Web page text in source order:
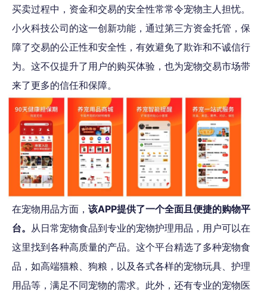
买卖过程中，资金和交易的安全性常常令宠物主人担忧。
小火科技公司的这一创新功能，通过第三方资金托管，保
障了交易的公正性和安全性，有效避免了欺诈和不诚信行
为。这不仅提升了用户的购买体验，也为宠物交易市场带
来了更多的信任和保障。
在宠物用品方面， 该APP提供了一个全面且便捷的购物平
台。 从日常宠物食品到专业的宠物护理用品，用户可以在
这里找到各种高质量的产品。这个平台精选了多种宠物食
品，如高端猫粮、狗粮，以及各式各样的宠物玩具、护理
用品等，满足不同宠物的需求。此外，还有专业的宠物医